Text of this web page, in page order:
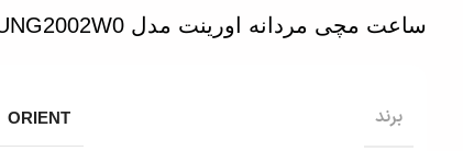
ساعت مچی مردانه اورینت مدل FUNG2002W0
برند ORIENT